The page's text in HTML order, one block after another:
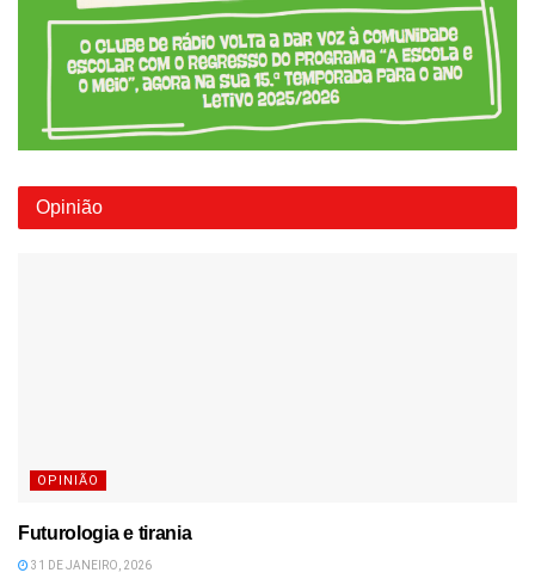
Opinião
OPINIÃO
Futurologia e tirania
31 DE JANEIRO, 2026